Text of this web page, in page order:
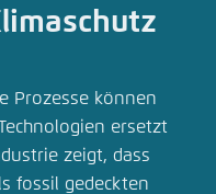
Prozesse können
ersetzt
zeigt, dass
fossil gedeckten
Passwort vergessen?